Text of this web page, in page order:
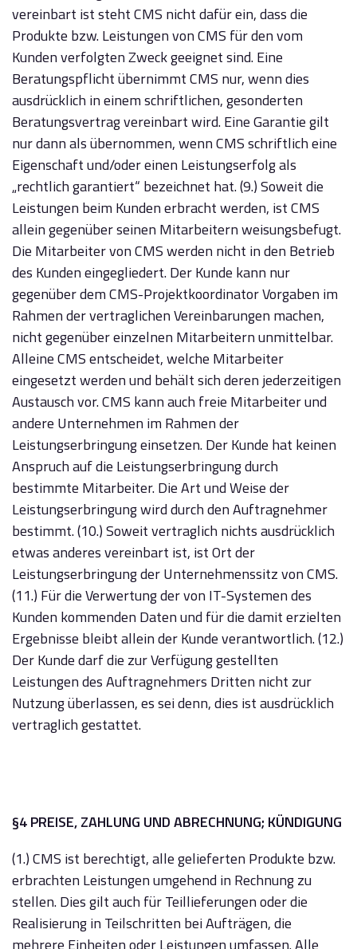
vereinbart ist steht CMS nicht dafür ein, dass die
Produkte bzw. Leistungen von CMS für den vom
Kunden verfolgten Zweck geeignet sind. Eine
Beratungspflicht übernimmt CMS nur, wenn dies
ausdrücklich in einem schriftlichen, gesonderten
Beratungsvertrag vereinbart wird. Eine Garantie gilt
nur dann als übernommen, wenn CMS schriftlich eine
Eigenschaft und/oder einen Leistungserfolg als
„rechtlich garantiert“ bezeichnet hat. (9.) Soweit die
Leistungen beim Kunden erbracht werden, ist CMS
allein gegenüber seinen Mitarbeitern weisungsbefugt.
Die Mitarbeiter von CMS werden nicht in den Betrieb
des Kunden eingegliedert. Der Kunde kann nur
gegenüber dem CMS-Projektkoordinator Vorgaben im
Rahmen der vertraglichen Vereinbarungen machen,
nicht gegenüber einzelnen Mitarbeitern unmittelbar.
Alleine CMS entscheidet, welche Mitarbeiter
eingesetzt werden und behält sich deren jederzeitigen
Austausch vor. CMS kann auch freie Mitarbeiter und
andere Unternehmen im Rahmen der
Leistungserbringung einsetzen. Der Kunde hat keinen
Anspruch auf die Leistungserbringung durch
bestimmte Mitarbeiter. Die Art und Weise der
Leistungserbringung wird durch den Auftragnehmer
bestimmt. (10.) Soweit vertraglich nichts ausdrücklich
etwas anderes vereinbart ist, ist Ort der
Leistungserbringung der Unternehmenssitz von CMS.
(11.) Für die Verwertung der von IT-Systemen des
Kunden kommenden Daten und für die damit erzielten
Ergebnisse bleibt allein der Kunde verantwortlich. (12.)
Der Kunde darf die zur Verfügung gestellten
Leistungen des Auftragnehmers Dritten nicht zur
Nutzung überlassen, es sei denn, dies ist ausdrücklich
vertraglich gestattet.
§4 PREISE, ZAHLUNG UND ABRECHNUNG; KÜNDIGUNG
(1.) CMS ist berechtigt, alle gelieferten Produkte bzw.
erbrachten Leistungen umgehend in Rechnung zu
stellen. Dies gilt auch für Teillieferungen oder die
Realisierung in Teilschritten bei Aufträgen, die
mehrere Einheiten oder Leistungen umfassen. Alle